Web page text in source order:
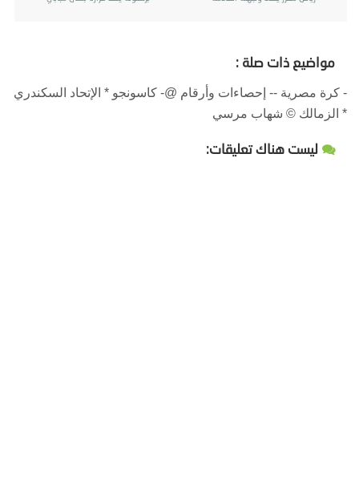
مواضيع ذات صلة :
- كرة مصرية -- إحصاءات وأرقام @- كاسونجو * الإتحاد السكندري
* الزمالك © شهاب مرسي
ليست هناك تعليقات: